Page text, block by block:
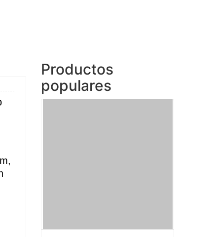
Productos
populares